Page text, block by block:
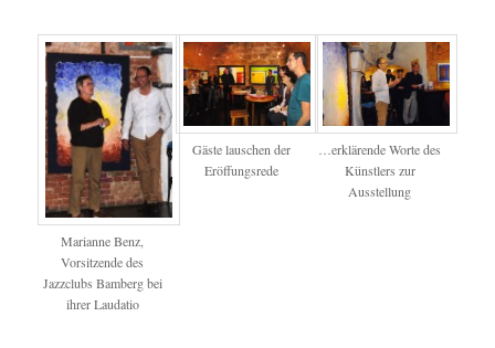
Marianne Benz,
Vorsitzende des
Jazzclubs Bamberg bei
ihrer Laudatio
Gäste lauschen der
Eröffungsrede
…erklärende Worte des
Künstlers zur
Ausstellung